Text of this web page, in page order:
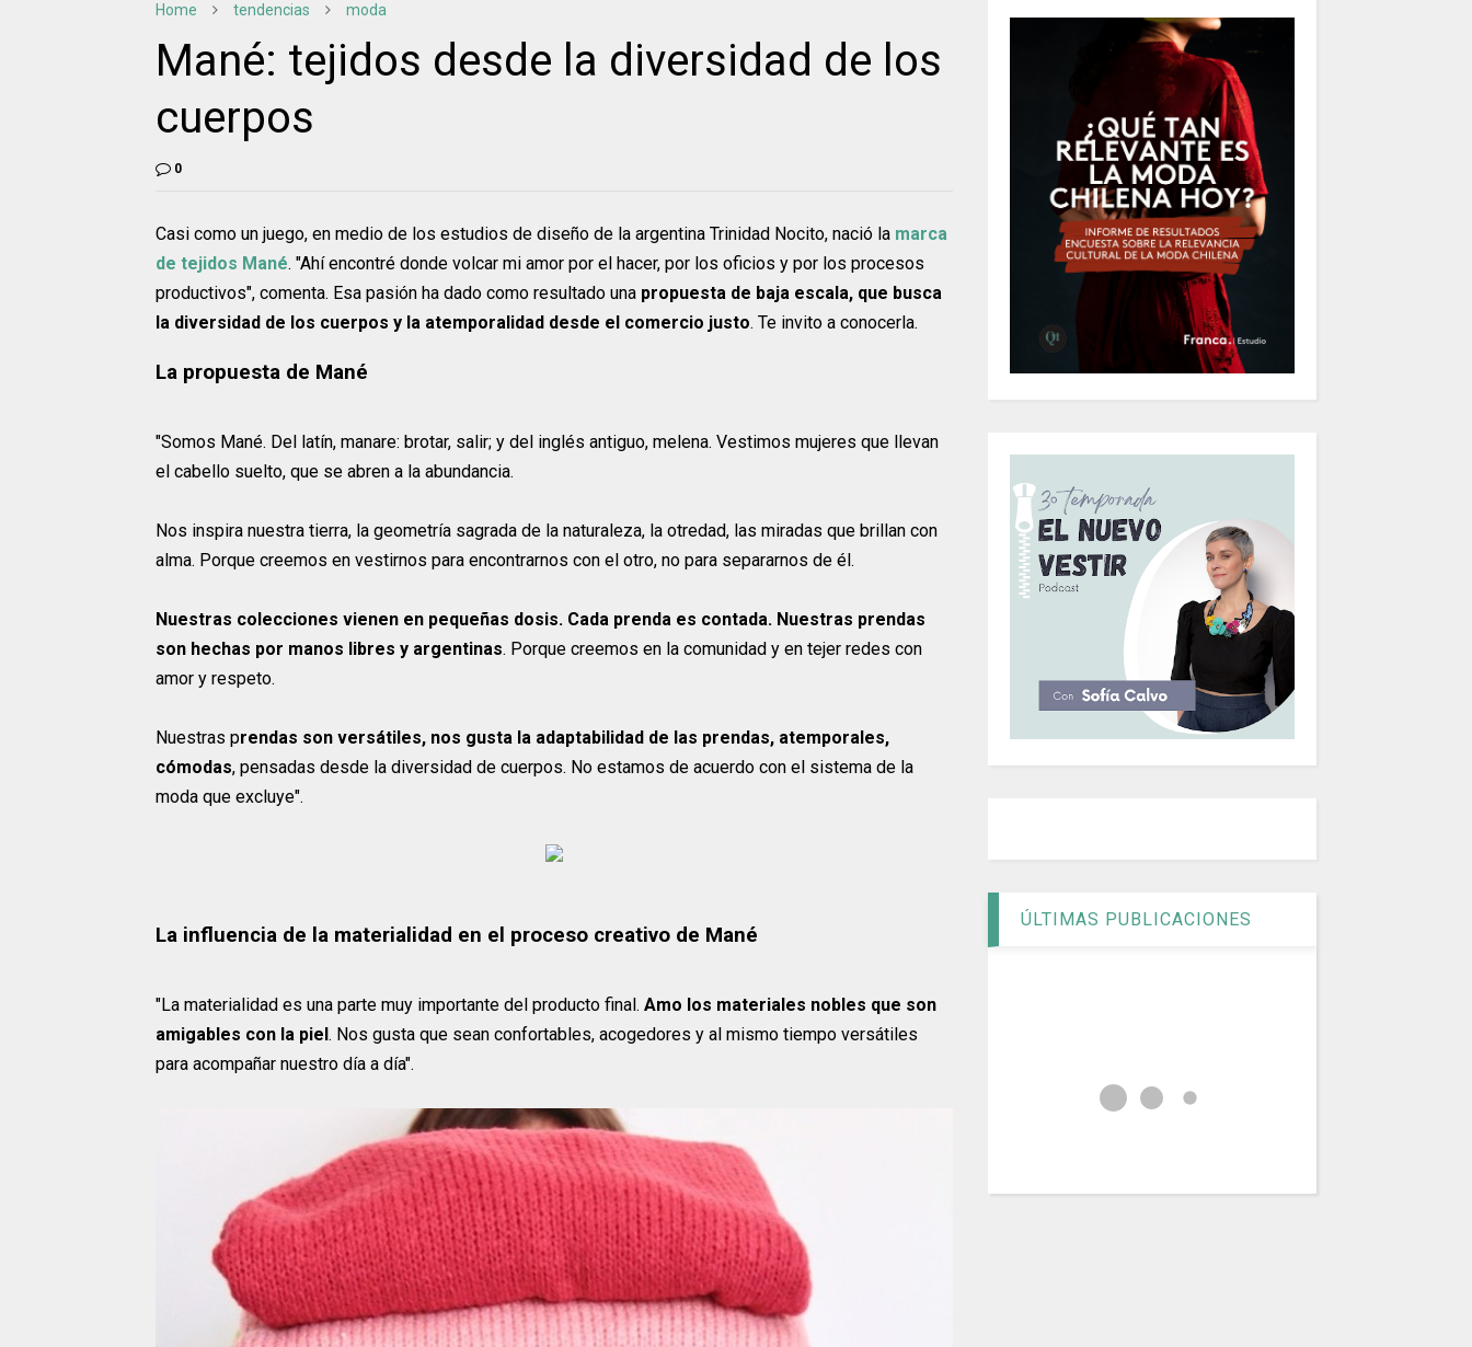
Home tendencias moda
Mané: tejidos desde la diversidad de los
cuerpos
0
Casi como un juego, en medio de los estudios de diseño de la argentina Trinidad Nocito, nació la marca
de tejidos Mané. "Ahí encontré donde volcar mi amor por el hacer, por los oficios y por los procesos
productivos", comenta. Esa pasión ha dado como resultado una propuesta de baja escala, que busca
la diversidad de los cuerpos y la atemporalidad desde el comercio justo. Te invito a conocerla.
La propuesta de Mané
"Somos Mané. Del latín, manare: brotar, salir; y del inglés antiguo, melena. Vestimos mujeres que llevan
el cabello suelto, que se abren a la abundancia.
Nos inspira nuestra tierra, la geometría sagrada de la naturaleza, la otredad, las miradas que brillan con
alma. Porque creemos en vestirnos para encontrarnos con el otro, no para separarnos de él.
Nuestras colecciones vienen en pequeñas dosis. Cada prenda es contada. Nuestras prendas
son hechas por manos libres y argentinas. Porque creemos en la comunidad y en tejer redes con
amor y respeto.
Nuestras prendas son versátiles, nos gusta la adaptabilidad de las prendas, atemporales,
cómodas, pensadas desde la diversidad de cuerpos. No estamos de acuerdo con el sistema de la
moda que excluye".
La influencia de la materialidad en el proceso creativo de Mané
"La materialidad es una parte muy importante del producto final. Amo los materiales nobles que son
amigables con la piel . Nos gusta que sean confortables, acogedores y al mismo tiempo versátiles
para acompañar nuestro día a día".
ÚLTIMAS PUBLICACIONES